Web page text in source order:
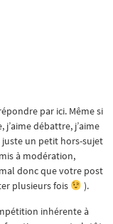
par ici. Même si
débattre, j’aime
juste un petit hors-sujet
à modération,
donc que votre post
plusieurs fois
).
inhérente à